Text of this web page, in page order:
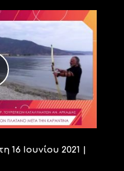
Ιουνίου 2021 |